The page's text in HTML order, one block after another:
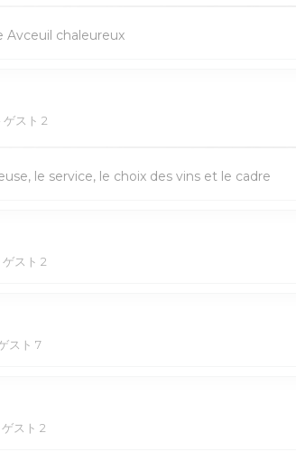
Avceuil chaleureux
ゲスト 2
le service, le choix des vins et le cadre
スト 2
スト 7
スト 2